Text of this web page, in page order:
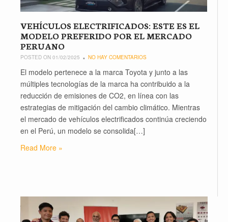
VEHÍCULOS ELECTRIFICADOS: ESTE ES EL
MODELO PREFERIDO POR EL MERCADO
PERUANO
POSTED ON 01/02/2025 NO HAY COMENTARIOS
El modelo pertenece a la marca Toyota y junto a las
múltiples tecnologías de la marca ha contribuido a la
reducción de emisiones de CO2, en línea con las
estrategias de mitigación del cambio climático. Mientras
el mercado de vehículos electrificados continúa creciendo
en el Perú, un modelo se consolida[…]
Read More »